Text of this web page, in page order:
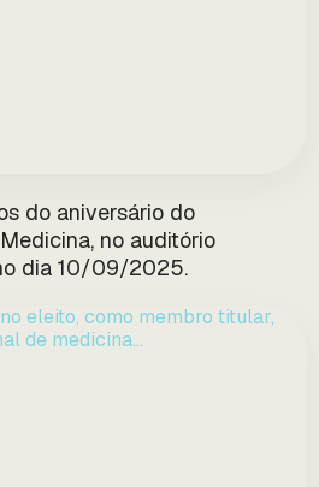
do aniversário do
no auditório
dia 10/09/2025.